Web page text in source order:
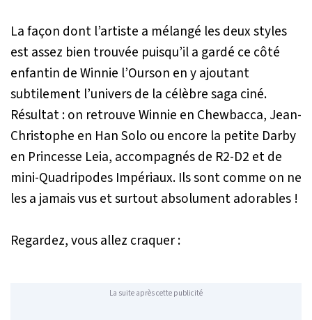
La façon dont l’artiste a mélangé les deux styles
est assez bien trouvée puisqu’il a gardé ce côté
enfantin de Winnie l’Ourson en y ajoutant
subtilement l’univers de la célèbre saga ciné.
Résultat : on retrouve Winnie en Chewbacca, Jean-
Christophe en Han Solo ou encore la petite Darby
en Princesse Leia, accompagnés de R2-D2 et de
mini-Quadripodes Impériaux. Ils sont comme on ne
les a jamais vus et surtout absolument adorables !
Regardez, vous allez craquer :
La suite après cette publicité